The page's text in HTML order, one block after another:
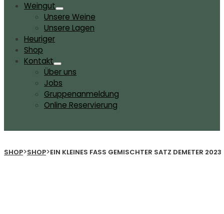
Weingut
Unsere Weine
Unsere Lagen
Heuriger
Shop
Kontakt
Über uns
Jobs
Gruppenanmeldung
Online Reservierung
SHOP>SHOP>EIN KLEINES FASS GEMISCHTER SATZ DEMETER 2023